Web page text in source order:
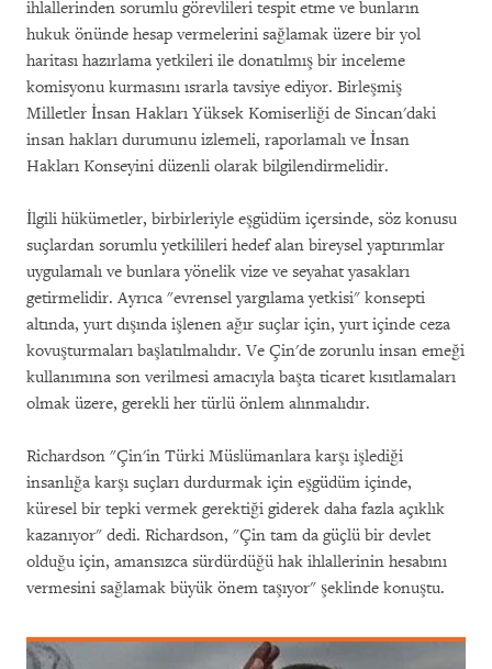
ihlallerinden sorumlu görevlileri tespit etme ve bunların
hukuk önünde hesap vermelerini sağlamak üzere bir yol
haritası hazırlama yetkileri ile donatılmış bir inceleme
komisyonu kurmasını ısrarla tavsiye ediyor. Birleşmiş
Milletler İnsan Hakları Yüksek Komiserliği de Sincan'daki
insan hakları durumunu izlemeli, raporlamalı ve İnsan
Hakları Konseyini düzenli olarak bilgilendirmelidir.
İlgili hükümetler, birbirleriyle eşgüdüm içersinde, söz konusu
suçlardan sorumlu yetkilileri hedef alan bireysel yaptırımlar
uygulamalı ve bunlara yönelik vize ve seyahat yasakları
getirmelidir. Ayrıca "evrensel yargılama yetkisi" konsepti
altında, yurt dışında işlenen ağır suçlar için, yurt içinde ceza
kovuşturmaları başlatılmalıdır. Ve Çin'de zorunlu insan emeği
kullanımına son verilmesi amacıyla başta ticaret kısıtlamaları
olmak üzere, gerekli her türlü önlem alınmalıdır.
Richardson "Çin'in Türki Müslümanlara karşı işlediği
insanlığa karşı suçları durdurmak için eşgüdüm içinde,
küresel bir tepki vermek gerektiği giderek daha fazla açıklık
kazanıyor" dedi. Richardson, "Çin tam da güçlü bir devlet
olduğu için, amansızca sürdürdüğü hak ihlallerinin hesabını
vermesini sağlamak büyük önem taşıyor" şeklinde konuştu.